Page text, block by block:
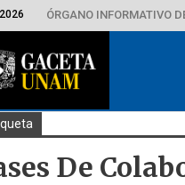
ÓRGANO INFORMATIVO
De